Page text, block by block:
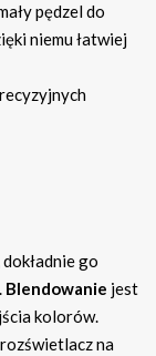
pędzel do
niemu łatwiej
go
Blendowanie jest
kolorów.
na